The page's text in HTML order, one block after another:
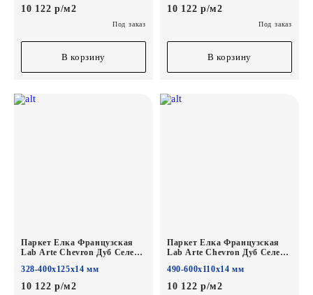
10 122 р/м2
Под заказ
В корзину
10 122 р/м2
Под заказ
В корзину
Паркет Елка Французская
Lab Arte Chevron Дуб Селект
400/328х125х14/3/60°
328-400х125х14 мм
10 122 р/м2
Паркет Елка Французская
Lab Arte Chevron Дуб Селект
600/490х110х14/3/45°
490-600х110х14 мм
10 122 р/м2